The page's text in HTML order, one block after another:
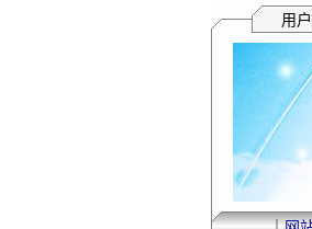
用户